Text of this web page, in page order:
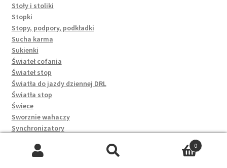
Stoły i stoliki
Stopki
Stopy, podpory, podkładki
Sucha karma
Sukienki
Świateł cofania
Świateł stop
Światła do jazdy dziennej DRL
Światła stop
Świece
Sworznie wahaczy
Synchronizatory
Szafki na buty
0